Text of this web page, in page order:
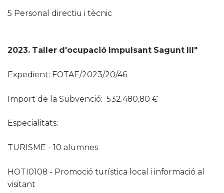
5 Personal directiu i tècnic
2023. Taller d'ocupació Impulsant Sagunt III"
Expedient: FOTAE/2023/20/46
Import de la Subvenció: 532.480,80 €
Especialitats:
TURISME - 10 alumnes
HOTI0108 - Promoció turística local i informació al
visitant